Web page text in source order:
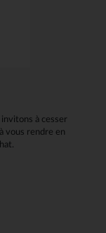
à cesser
vous rendre en